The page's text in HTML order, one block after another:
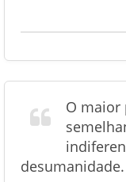
O maior
desumanidade.